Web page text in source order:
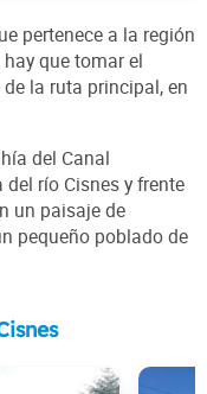
pertenece a la región
que tomar el
la ruta principal, en
del Canal
río Cisnes y frente
un paisaje de
pequeño poblado de